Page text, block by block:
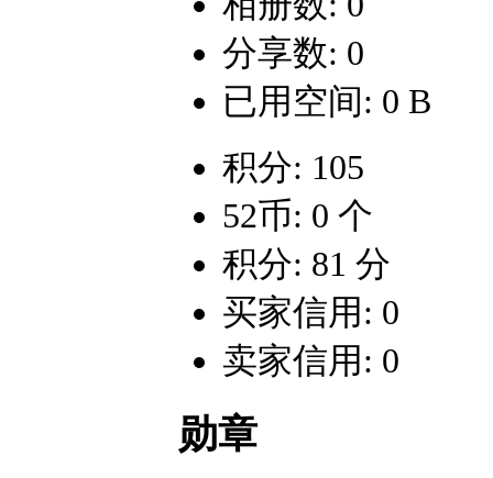
分享数: 0
已用空间: 0 B
积分: 105
52币: 0 个
积分: 81 分
买家信用: 0
卖家信用: 0
勋章